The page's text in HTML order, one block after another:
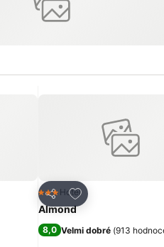
hotelů
Sdílet
Přidat na seznam
3 Počet hvězdiček
Hotel
Almond
8,0 Velmi dobré (913